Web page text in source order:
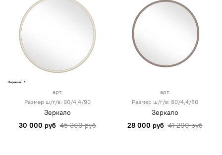
арт.
Размер ш/г/в: 90/4,4/90
Зеркало
30 000 руб 45 300 руб
арт.
Размер ш/г/в: 80/4,4/80
Зеркало
28 000 руб 41 200 руб